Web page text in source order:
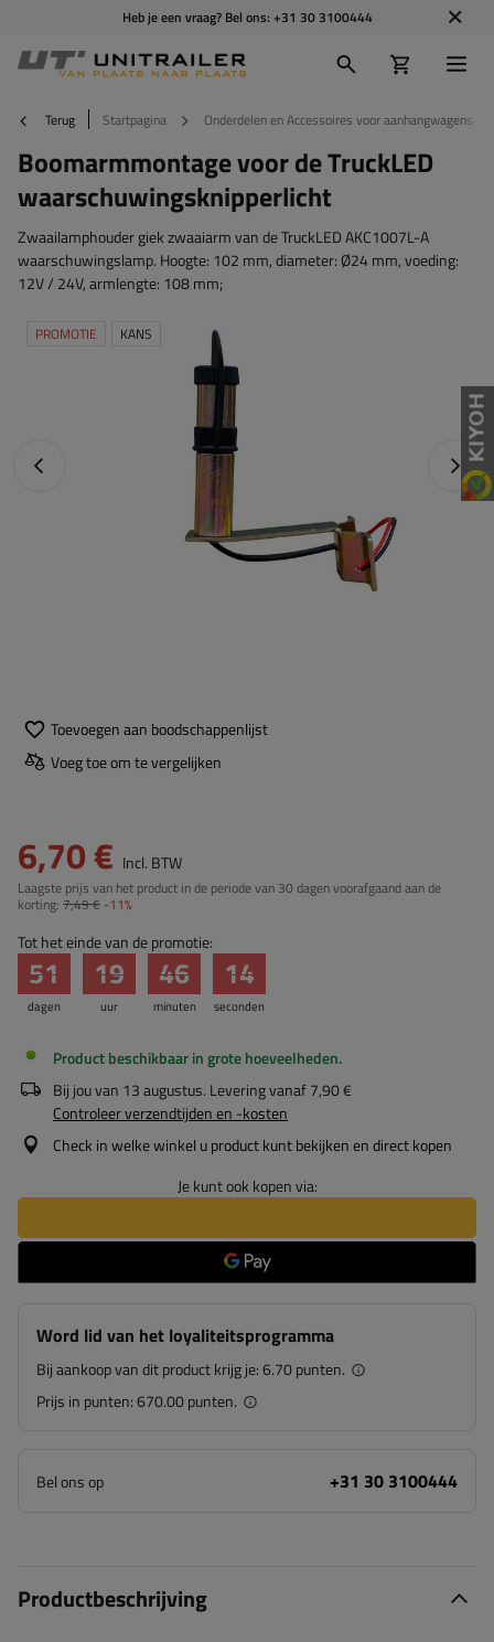
Heb je een vraag? Bel ons: +31 30 3100444
Terug Startpagina Onderdelen en Accessoires voor aanhangwagens
Boomarmmontage voor de TruckLED
waarschuwingsknipperlicht
Zwaailamphouder giek zwaaiarm van de TruckLED AKC1007L-A
waarschuwingslamp. Hoogte: 102 mm, diameter: Ø24 mm, voeding:
12V / 24V, armlengte: 108 mm;
Vorige foto
PROMOTIE KANS
Toevoegen aan boodschappenlijst
Voeg toe om te vergelijken
6,70 € Incl. BTW
Laagste prijs van het product in de periode van 30 dagen voorafgaand aan de
korting: 7,49 € -11%
Tot het einde van de promotie:
dagen
51
uur
19
minuten
46
seconden
13
Product beschikbaar in grote hoeveelheden
Bij jou van 13 augustus. Levering vanaf7,90 €
Controleer verzendtijden en -kosten
Check in welke winkel u product kunt bekijken en direct kopen
Je kunt ook kopen via:
Word lid van het loyaliteitsprogramma
Bij aankoop van dit product krijg je:6.70 punten.
Prijs in punten:670.00 punten.
Bel ons op +31 30 3100444
Productbeschrijving